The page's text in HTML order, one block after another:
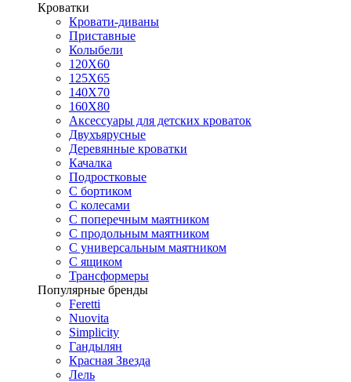
Кроватки
Кровати-диваны
Приставные
Колыбели
120Х60
125X65
140Х70
160Х80
Аксессуары для детских кроваток
Двухъярусные
Деревянные кроватки
Качалка
Подростковые
С бортиком
С колесами
С поперечным маятником
С продольным маятником
С универсальным маятником
С ящиком
Трансформеры
Популярные бренды
Feretti
Nuovita
Simplicity
Гандылян
Красная Звезда
Лель